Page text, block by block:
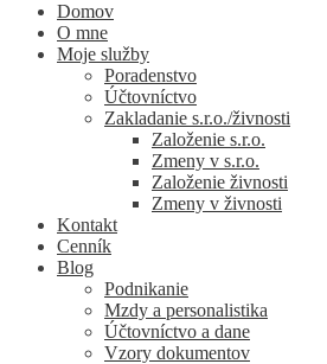
Domov
O mne
Moje služby
Poradenstvo
Účtovníctvo
Zakladanie s.r.o./živnosti
Založenie s.r.o.
Zmeny v s.r.o.
Založenie živnosti
Zmeny v živnosti
Kontakt
Cenník
Blog
Podnikanie
Mzdy a personalistika
Účtovníctvo a dane
Vzory dokumentov